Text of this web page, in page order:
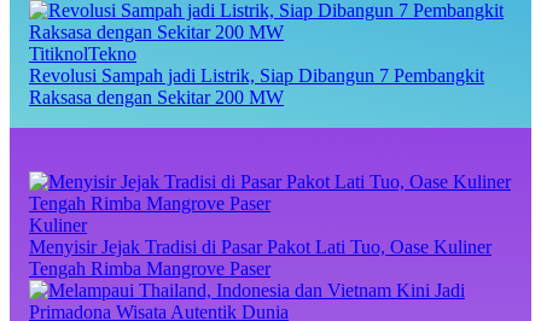
TitiknolTekno
Revolusi Sampah jadi Listrik, Siap Dibangun 7 Pembangkit
Raksasa dengan Sekitar 200 MW
Kuliner
Menyisir Jejak Tradisi di Pasar Pakot Lati Tuo, Oase Kuliner
Tengah Rimba Mangrove Paser